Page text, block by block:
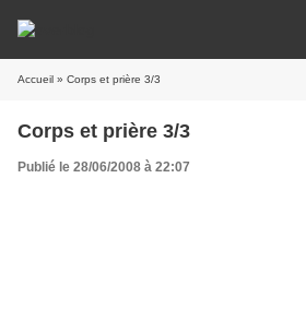
Accueil » Corps et prière 3/3
Corps et prière 3/3
Publié le 28/06/2008 à 22:07